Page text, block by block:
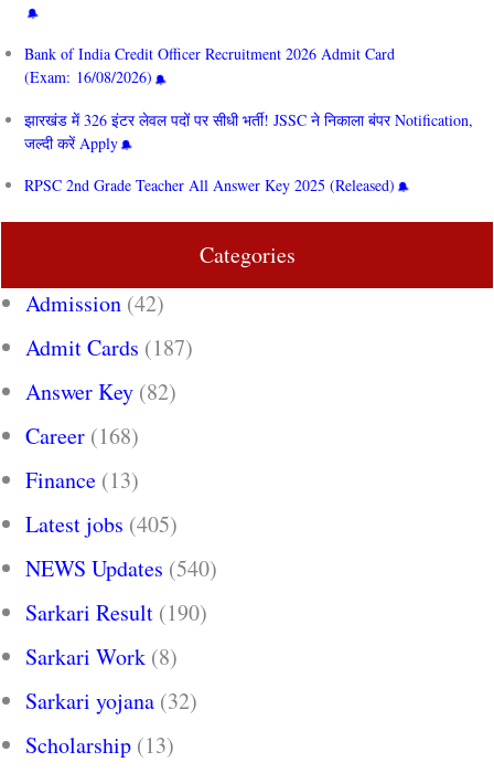
Bank of India Credit Officer Recruitment 2026 Admit Card
(Exam: 16/08/2026)
झारखंड में 326 इंटर लेवल पदों पर सीधी भर्ती! JSSC ने निकाला बंपर Notification,
जल्दी करें Apply
RPSC 2nd Grade Teacher All Answer Key 2025 (Released)
Categories
Admission (42)
Admit Cards (187)
Answer Key (82)
Career (168)
Finance (13)
Latest jobs (405)
NEWS Updates (540)
Sarkari Result (190)
Sarkari Work (8)
Sarkari yojana (32)
Scholarship (13)